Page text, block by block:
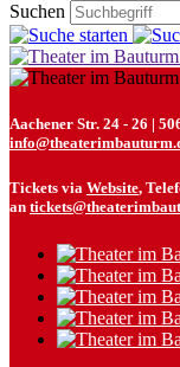
Suchen
Aachener Str. 24 - 26 |
Tickets via Website,
an